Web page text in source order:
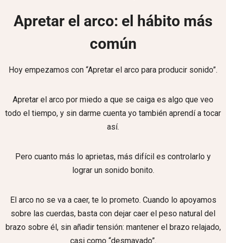
Apretar el arco: el hábito más
común
Hoy empezamos con “Apretar el arco para producir sonido”.
Apretar el arco por miedo a que se caiga es algo que veo
todo el tiempo, y sin darme cuenta yo también aprendí a tocar
así.
Pero cuanto más lo aprietas, más difícil es controlarlo y
lograr un sonido bonito.
El arco no se va a caer, te lo prometo. Cuando lo apoyamos
sobre las cuerdas, basta con dejar caer el peso natural del
brazo sobre él, sin añadir tensión: mantener el brazo relajado,
casi como “desmayado”.